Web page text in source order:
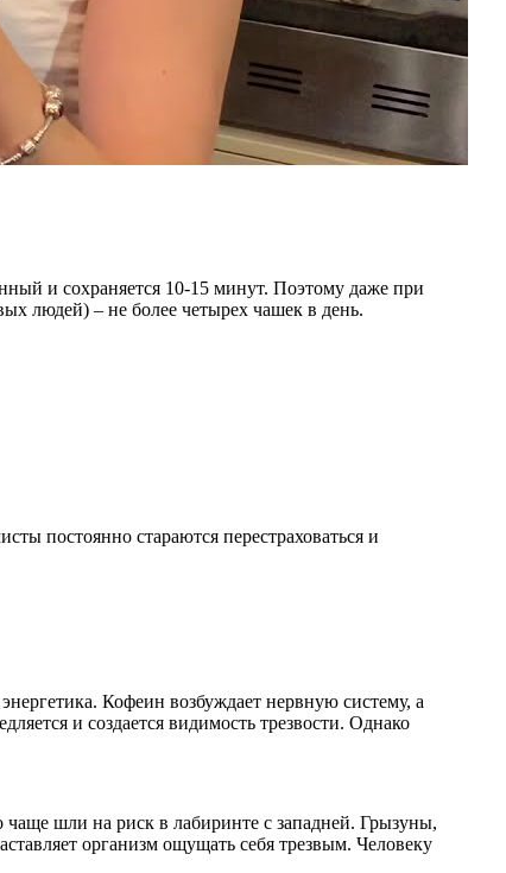
и сохраняется 10-15 минут. Поэтому даже при
людей) – не более четырех чашек в день.
постоянно стараются перестраховаться и
Кофеин возбуждает нервную систему, а
и создается видимость трезвости. Однако
шли на риск в лабиринте с западней. Грызуны,
организм ощущать себя трезвым. Человеку